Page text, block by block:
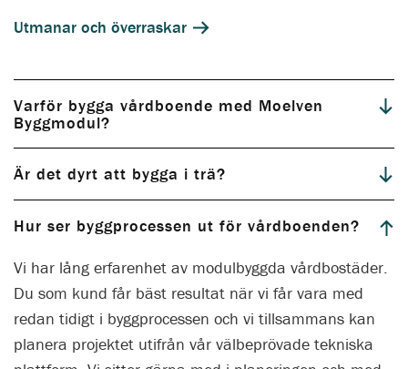
Utmanar och överraskar
Varför bygga vårdboende med Moelven
Byggmodul?
Är det dyrt att bygga i trä?
Hur ser byggprocessen ut för vårdboenden?
Vi har lång erfarenhet av modulbyggda vårdbostäder.
Du som kund får bäst resultat när vi får vara med
redan tidigt i byggprocessen och vi tillsammans kan
planera projektet utifrån vår välbeprövade tekniska